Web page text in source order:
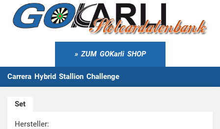
ZUM GOKarli SHOP
Carrera Hybrid Stallion Challenge
Set
Hersteller: